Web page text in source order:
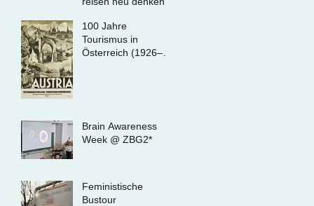
100 Jahre
Tourismus in
Österreich (1926–
Brain Awareness
Week @ ZBG2*
Feministische
Bustour